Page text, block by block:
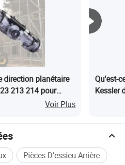
Elite vous fournira des
, des entraînements de
d'essieux pour toute
direction planétaire
213 214 pour
Voir Plus
Qu'est-
Kessler
Pièces D'essieu Arrière